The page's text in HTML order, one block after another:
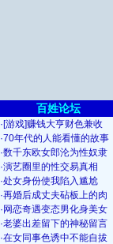
百姓论坛
· [游戏]赚钱大亨财色兼收
·70年代的人能看懂的故事
·数千东欧女郎沦为性奴隶
·演艺圈里的性交易真相
·处女身份使我陷入尴尬
·再婚后成丈夫砧板上的肉
· 网恋奇遇变态男化身美女
·老婆出差留下的神秘留言
·在女同事色诱中不能自拔